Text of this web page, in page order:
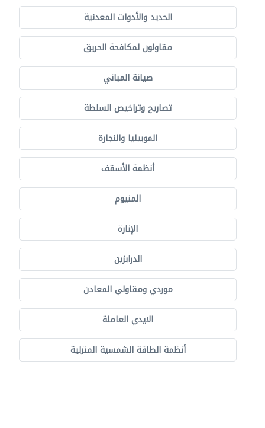
الحديد والأدوات المعدنية
مقاولون لمكافحة الحريق
صيانة المباني
تصاريح وتراخيص السلطة
الموبيليا والنجارة
أنظمة الأسقف
المنيوم
الإنارة
الدرابزين
موردي ومقاولي المعادن
الايدي العاملة
أنظمة الطاقة الشمسية المنزلية